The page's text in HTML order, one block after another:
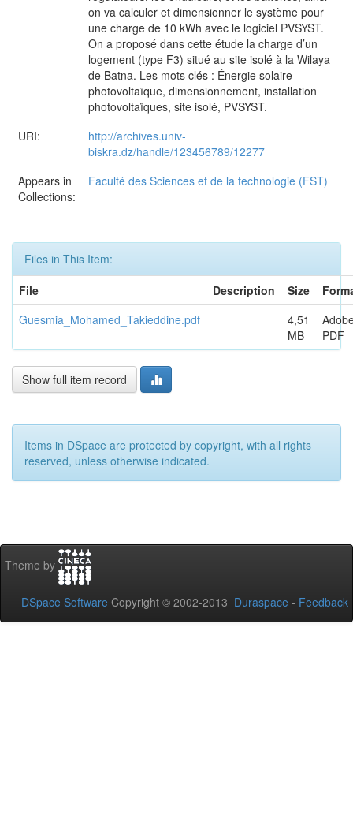
on va calculer et dimensionner le système pour
une charge de 10 kWh avec le logiciel PVSYST.
On a proposé dans cette étude la charge d’un
logement (type F3) situé au site isolé à la Wilaya
de Batna. Les mots clés : Énergie solaire
photovoltaïque, dimensionnement, installation
photovoltaïques, site isolé, PVSYST.
URI:
http://archives.univ-
biskra.dz/handle/123456789/12277
Appears in
Collections:
Faculté des Sciences et de la technologie (FST)
Files in This Item:
File
Description Size
Guesmia_Mohamed_Takieddine.pdf
4,51
MB
PDF
Show full item record
Items in DSpace are protected by copyright, with all rights
reserved, unless otherwise indicated.
Theme by
DSpace Software Copyright © 2002-2013 Duraspace - Feedback